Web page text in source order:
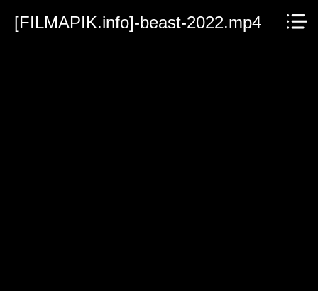
[FILMAPIK.info]-beast-2022.mp4